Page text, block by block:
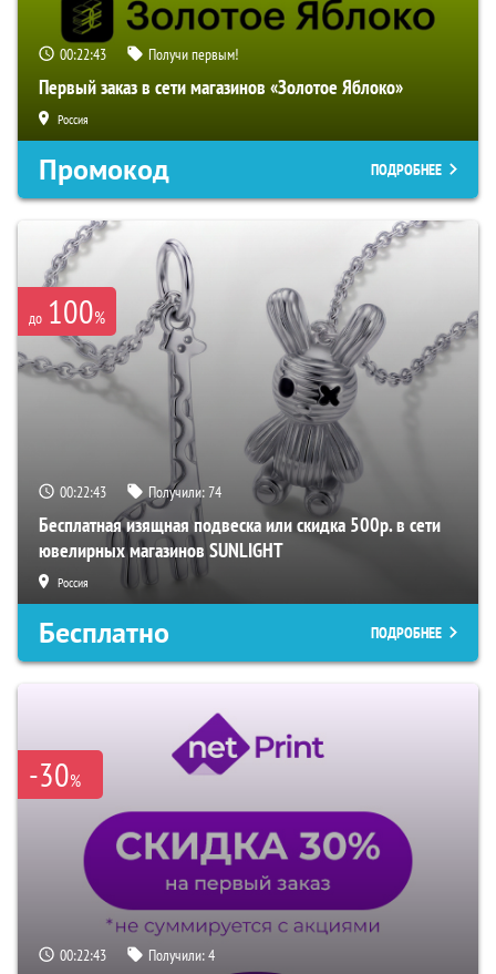
00:22:42 Получи первым!
Первый заказ в сети магазинов «Золотое Яблоко»
Россия
Промокод ПОДРОБНЕЕ
до 100%
00:22:42 Получили:74
Бесплатная изящная подвеска или скидка 500р. в сети
ювелирных магазинов SUNLIGHT
Россия
Бесплатно ПОДРОБНЕЕ
-30%
00:22:42 Получили:4